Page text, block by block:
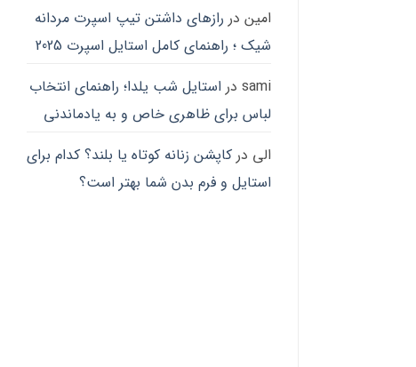
امین در رازهای داشتن تیپ اسپرت مردانه
شیک ؛ راهنمای کامل استایل اسپرت 2025
sami در استایل شب یلدا؛ راهنمای انتخاب
لباس برای ظاهری خاص و به یادماندنی
الی در کاپشن زنانه کوتاه یا بلند؟ کدام برای
استایل و فرم بدن شما بهتر است؟